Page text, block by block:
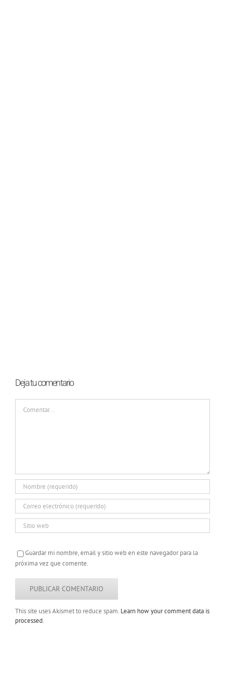
Deja tu comentario
Guardar mi nombre, email y sitio web en este navegador para la
próxima vez que comente.
This site uses Akismet to reduce spam. Learn how your comment data is
processed.